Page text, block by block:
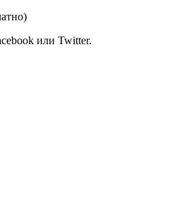
или Twitter.